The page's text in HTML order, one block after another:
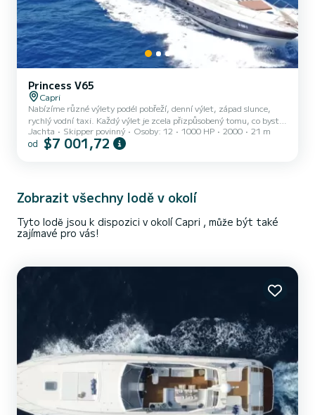
Princess V65
Capri
Nabízíme různé výlety podél pobřeží, denní výlet, západ slunce,
rychlý vodní taxi. Každý výlet je zcela přizpůsobený tomu, co byste
chtěli dělat. Výlet na lodi zahrnuje: Nástup v Capri, trvá asi 7
hodin od 9:00/10:00, během kterých si můžeme vychutnat
DPH, Skipper, Palivo, Ručníky, Nealkoholické nápoje a...
Jachta Skipper povinný Osoby: 12 1000 HP 2000 21 m
od $7 001,72
Zobrazit všechny lodě v okolí
Tyto lodě jsou k dispozici v okolí Capri , může být také
zajímavé pro vás!